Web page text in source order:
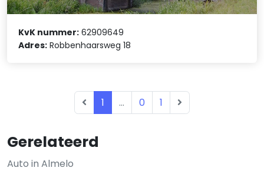
Gerelateerd
Auto in Almelo
KvK nummer: 62909649
Adres: Robbenhaarsweg 18
1 ... 0 1